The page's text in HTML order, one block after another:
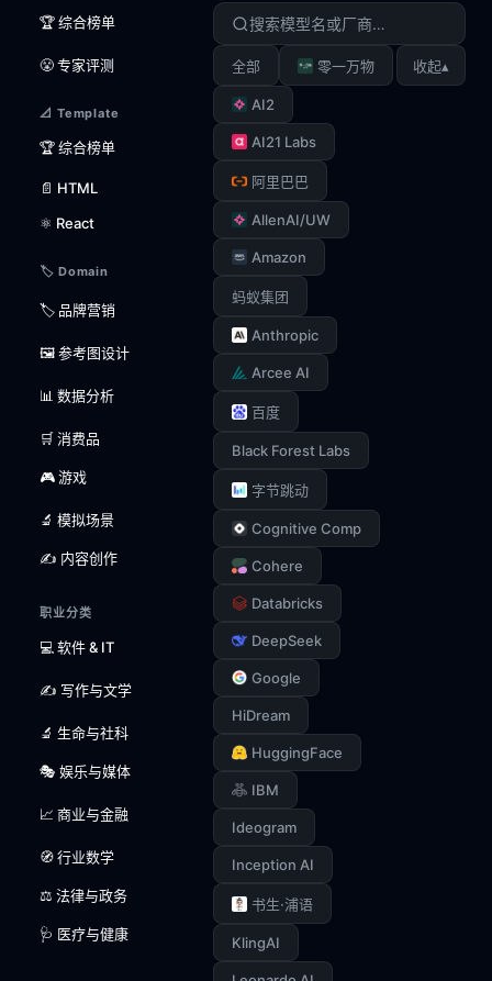
🏆 综合榜单
😤 专家评测
📐 Template
🏆 综合榜单
📄 HTML
⚛️ React
🏷️ Domain
🏷️ 品牌营销
🖼️ 参考图设计
📊 数据分析
🛒 消费品
🎮 游戏
🔬 模拟场景
✍️ 内容创作
职业分类
💻 软件 & IT
✍️ 写作与文学
🔬 生命与社科
🎭 娱乐与媒体
📈 商业与金融
🧭 行业数学
⚖️ 法律与政务
🩺 医疗与健康
全部 零一万物
AI2
AI21 Labs
阿里巴巴
AllenAI/UW
Amazon
蚂蚁集团
Anthropic
Arcee AI
百度
Black Forest Labs
字节跳动
Cognitive Comp
Cohere
Databricks
DeepSeek
Google
HiDream
HuggingFace
IBM
Ideogram
Inception AI
书生·浦语
KlingAI
收起▴